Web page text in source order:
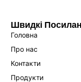
Швидкі
Головна
Про нас
Контакти
Продукти